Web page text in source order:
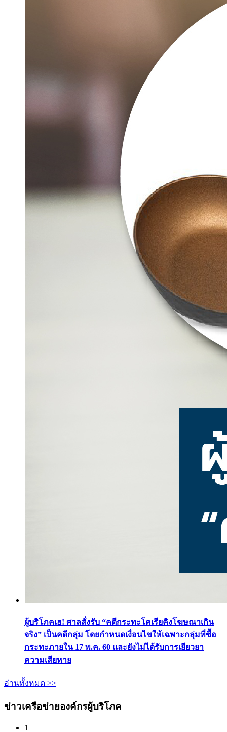
ผู้บริโภคเฮ! ศาลสั่งรับ “คดีกระทะโคเรียคิงโฆษณาเกิน
จริง” เป็นคดีกลุ่ม โดยกำหนดเงื่อนไขให้เฉพาะกลุ่มที่ซื้อ
กระทะภายใน 17 พ.ค. 60 และยังไม่ได้รับการเยียวยา
ความเสียหาย
อ่านทั้งหมด >>
ข่าวเครือข่ายองค์กรผู้บริโภค
1